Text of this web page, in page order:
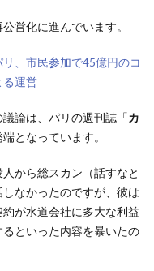
営化に進んでいます。
、市民参加で45億円のコ
る運営
論は、パリの週刊誌「カ
となっています。
から総スカン（話すなと
なかったのですが、彼は
が水道会社に多大な利益
といった内容を暴いたの